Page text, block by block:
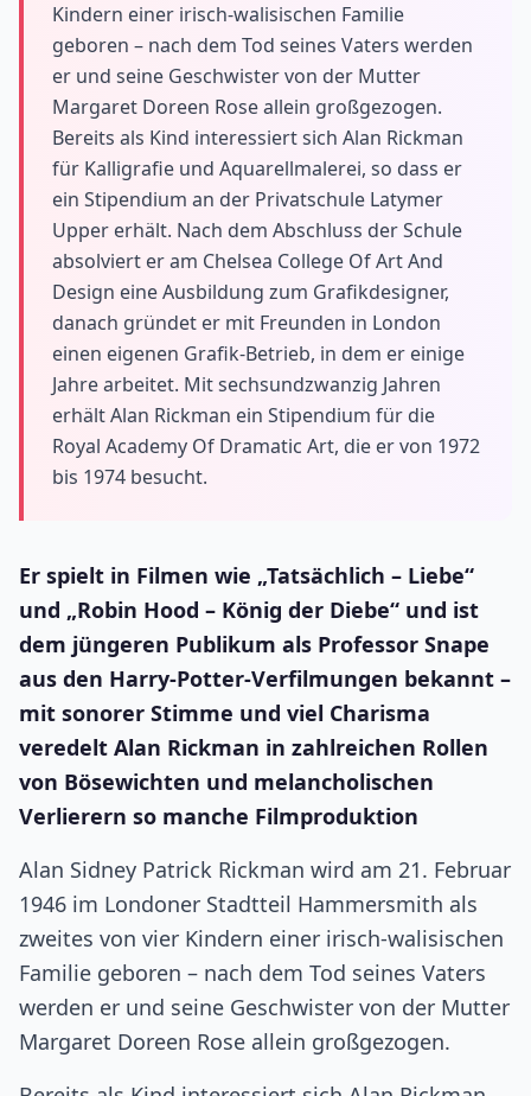
Kindern einer irisch-walisischen Familie
geboren – nach dem Tod seines Vaters werden
er und seine Geschwister von der Mutter
Margaret Doreen Rose allein großgezogen.
Bereits als Kind interessiert sich Alan Rickman
für Kalligrafie und Aquarellmalerei, so dass er
ein Stipendium an der Privatschule Latymer
Upper erhält. Nach dem Abschluss der Schule
absolviert er am Chelsea College Of Art And
Design eine Ausbildung zum Grafikdesigner,
danach gründet er mit Freunden in London
einen eigenen Grafik-Betrieb, in dem er einige
Jahre arbeitet. Mit sechsundzwanzig Jahren
erhält Alan Rickman ein Stipendium für die
Royal Academy Of Dramatic Art, die er von 1972
bis 1974 besucht.
Er spielt in Filmen wie „Tatsächlich – Liebe“
und „Robin Hood – König der Diebe“ und ist
dem jüngeren Publikum als Professor Snape
aus den Harry-Potter-Verfilmungen bekannt –
mit sonorer Stimme und viel Charisma
veredelt Alan Rickman in zahlreichen Rollen
von Bösewichten und melancholischen
Verlierern so manche Filmproduktion
Alan Sidney Patrick Rickman wird am 21. Februar
1946 im Londoner Stadtteil Hammersmith als
zweites von vier Kindern einer irisch-walisischen
Familie geboren – nach dem Tod seines Vaters
werden er und seine Geschwister von der Mutter
Margaret Doreen Rose allein großgezogen.